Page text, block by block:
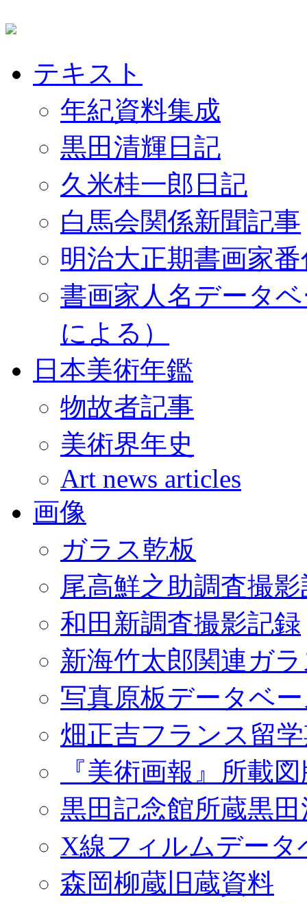
テキスト
年紀資料集成
黒田清輝日記
久米桂一郎日記
白馬会関係新聞記事
明治大正期書画家
書画家人名データ
による）
日本美術年鑑
物故者記事
美術界年史
Art news articles
画像
ガラス乾板
尾高鮮之助調査撮
和田新調査撮影記録
新海竹太郎関連ガ
写真原板データベ
畑正吉フランス留
『美術画報』所載
黒田記念館所蔵黒
X線フィルムデータ
森岡柳蔵旧蔵資料